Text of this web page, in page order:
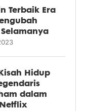
Terbaik Era
Hidup
dalam